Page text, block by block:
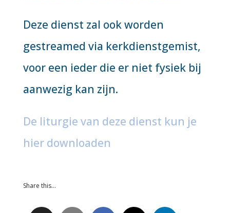
Deze dienst zal ook worden
gestreamed via kerkdienstgemist,
voor een ieder die er niet fysiek bij
aanwezig kan zijn.
De liturgie van deze dienst kun je
hier downloaden
Share this…